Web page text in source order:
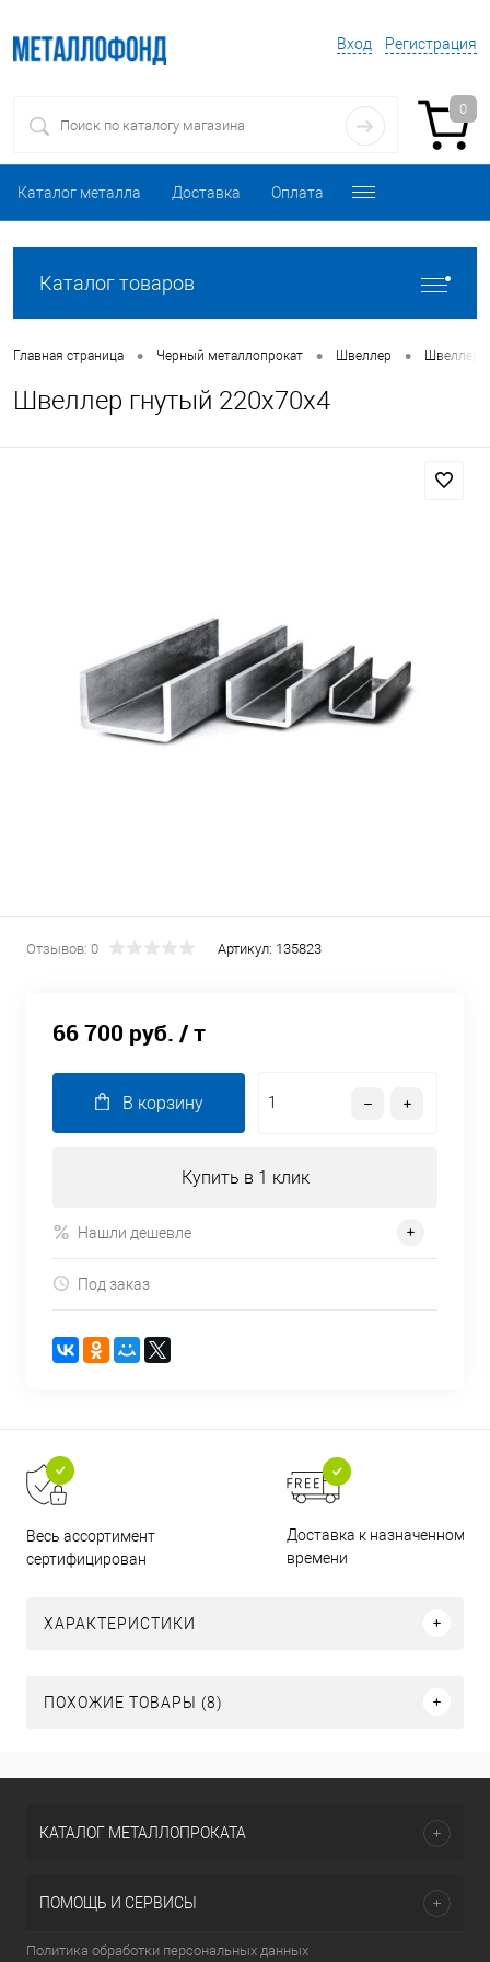
Вход Регистрация
0
Каталог металла Доставка Оплата
Каталог товаров
Главная страница • Черный металлопрокат • Швеллер • Швеллер
Швеллер гнутый 220х70х4
Отзывов: 0 Артикул: 135823
66 700 руб. / т
В корзину
Купить в 1 клик
Нашли дешевле
Под заказ
Весь ассортимент
сертифицирован
Доставка к назначенному
времени
ХАРАКТЕРИСТИКИ
ПОХОЖИЕ ТОВАРЫ (8)
КАТАЛОГ МЕТАЛЛОПРОКАТА
ПОМОЩЬ И СЕРВИСЫ
Политика обработки персональных данных